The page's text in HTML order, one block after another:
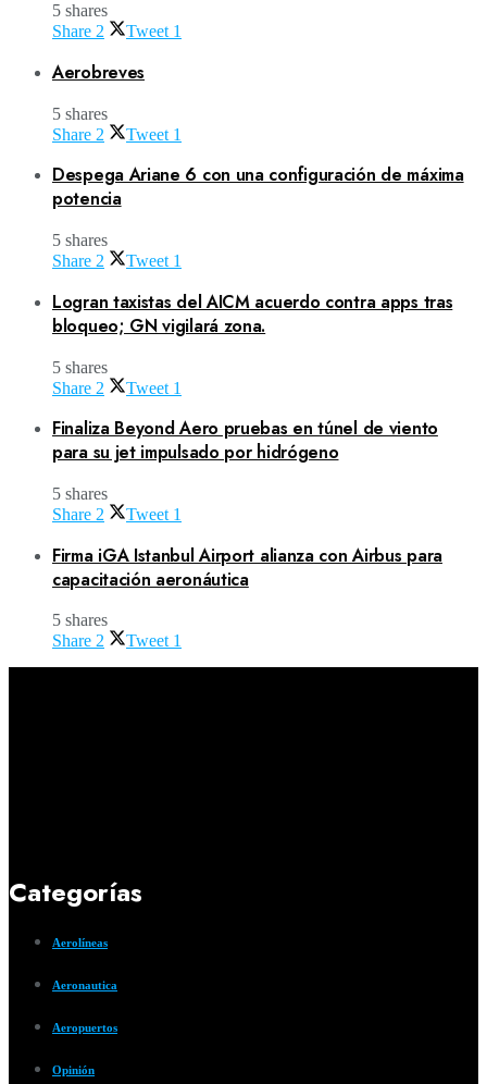
5 shares
Share 2 Tweet 1
Aerobreves
5 shares
Share 2 Tweet 1
Despega Ariane 6 con una configuración de máxima
potencia
5 shares
Share 2 Tweet 1
Logran taxistas del AICM acuerdo contra apps tras
bloqueo; GN vigilará zona.
5 shares
Share 2 Tweet 1
Finaliza Beyond Aero pruebas en túnel de viento
para su jet impulsado por hidrógeno
5 shares
Share 2 Tweet 1
Firma iGA Istanbul Airport alianza con Airbus para
capacitación aeronáutica
5 shares
Share 2 Tweet 1
Categorías
Aerolíneas
Aeronautica
Aeropuertos
Opinión